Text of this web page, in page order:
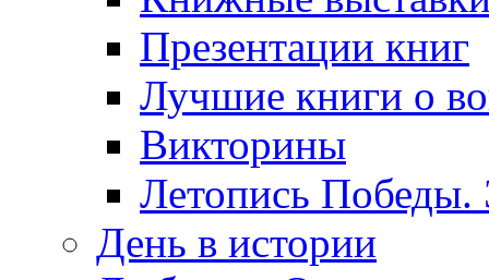
Презентации книг
Лучшие книги о
Викторины
Летопись Победы.
День в истории